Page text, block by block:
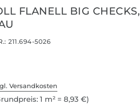
FLANELL BIG CHECKS,
211.694-5026
Versandkosten
1 m² = 8,93 €)